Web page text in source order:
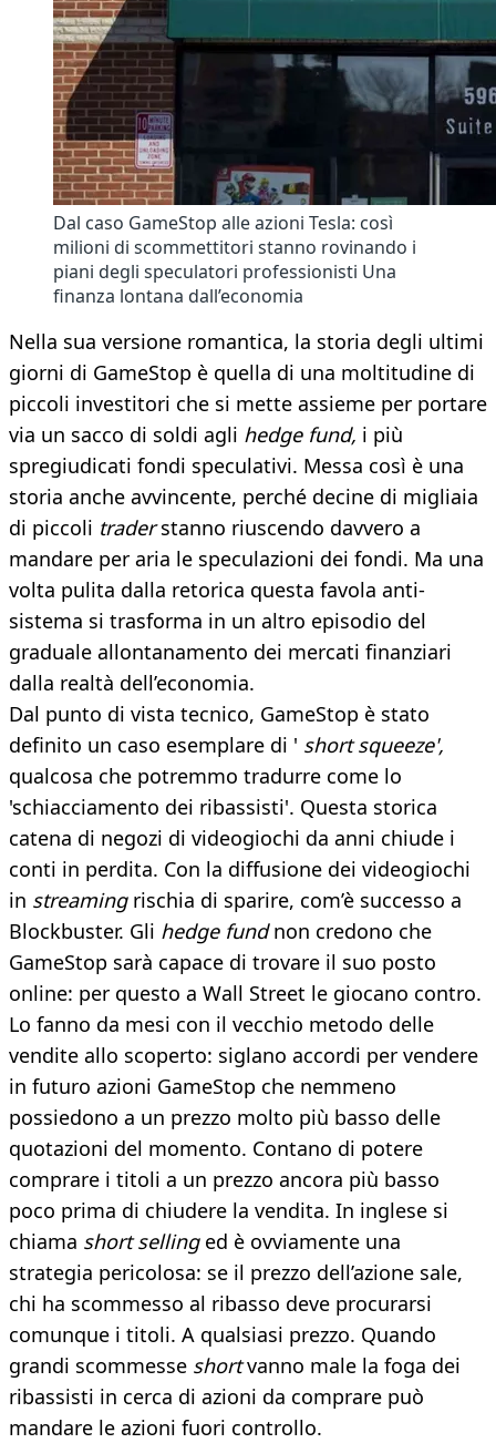
Dal caso GameStop alle azioni Tesla: così
milioni di scommettitori stanno rovinando i
piani degli speculatori professionisti Una
finanza lontana dall’economia
Nella sua versione romantica, la storia degli ultimi
giorni di GameStop è quella di una moltitudine di
piccoli investitori che si mette assieme per portare
via un sacco di soldi agli hedge fund, i più
spregiudicati fondi speculativi. Messa così è una
storia anche avvincente, perché decine di migliaia
di piccoli traderstanno riuscendo davvero a
mandare per aria le speculazioni dei fondi. Ma una
volta pulita dalla retorica questa favola anti-
sistema si trasforma in un altro episodio del
graduale allontanamento dei mercati finanziari
dalla realtà dell’economia.
Dal punto di vista tecnico, GameStop è stato
definito un caso esemplare di ' short squeeze',
qualcosa che potremmo tradurre come lo
'schiacciamento dei ribassisti'. Questa storica
catena di negozi di videogiochi da anni chiude i
conti in perdita. Con la diffusione dei videogiochi
in streamingrischia di sparire, com’è successo a
Blockbuster. Gli hedge fundnon credono che
GameStop sarà capace di trovare il suo posto
online: per questo a Wall Street le giocano contro.
Lo fanno da mesi con il vecchio metodo delle
vendite allo scoperto: siglano accordi per vendere
in futuro azioni GameStop che nemmeno
possiedono a un prezzo molto più basso delle
quotazioni del momento. Contano di potere
comprare i titoli a un prezzo ancora più basso
poco prima di chiudere la vendita. In inglese si
chiama short sellinged è ovviamente una
strategia pericolosa: se il prezzo dell’azione sale,
chi ha scommesso al ribasso deve procurarsi
comunque i titoli. A qualsiasi prezzo. Quando
grandi scommesse shortvanno male la foga dei
ribassisti in cerca di azioni da comprare può
mandare le azioni fuori controllo.